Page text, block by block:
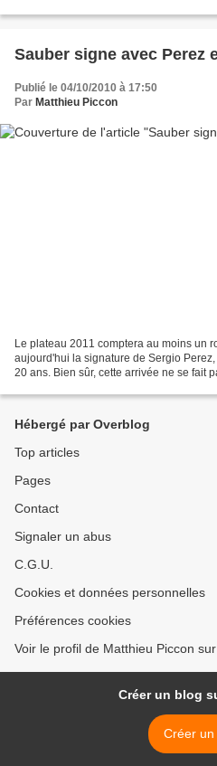
Sauber signe avec Perez
Publié le 04/10/2010 à 17:50
Par Matthieu Piccon
Le plateau 2011 comptera au moins un
aujourd'hui la signature de Sergio
20 ans. Bien sûr, cette arrivée ne se fait
Hébergé par Overblog
Top articles
Pages
Contact
Signaler un abus
C.G.U.
Cookies et données personnelles
Préférences cookies
Voir le profil de Matthieu Piccon
Créer un blog
Créer un